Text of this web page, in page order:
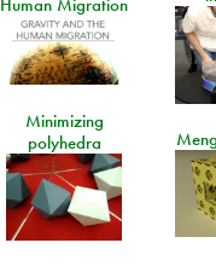
Human Migration
Minimizing
polyhedra